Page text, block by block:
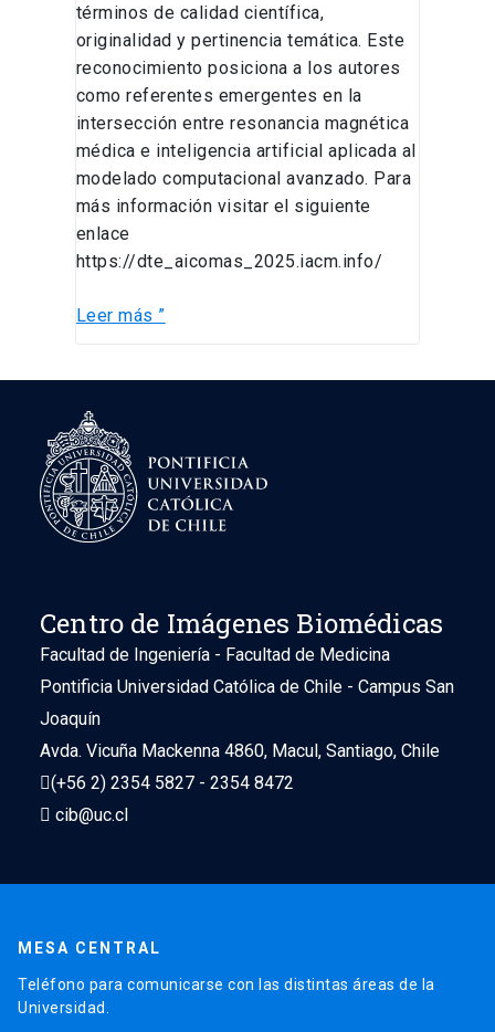
términos de calidad científica,
originalidad y pertinencia temática. Este
reconocimiento posiciona a los autores
como referentes emergentes en la
intersección entre resonancia magnética
médica e inteligencia artificial aplicada al
modelado computacional avanzado. Para
más información visitar el siguiente
enlace
https://dte_aicomas_2025.iacm.info/
Leer más ”
Centro de Imágenes Biomédicas
Facultad de Ingeniería - Facultad de Medicina
Pontificia Universidad Católica de Chile - Campus San
Joaquín
Avda. Vicuña Mackenna 4860, Macul, Santiago, Chile
(+56 2) 2354 5827 - 2354 8472
cib@uc.cl
MESA CENTRAL
Teléfono para comunicarse con las distintas áreas de la
Universidad.